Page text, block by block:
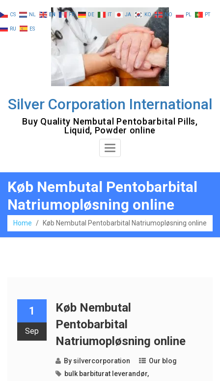
to
content
Silver Corporation International
Buy Quality Nembutal Pentobarbital Pills,
Liquid, Powder online
Toggle
Køb Nembutal Pentobarbital
Natriumopløsning online
Home / Køb Nembutal Pentobarbital Natriumopløsning online
1
Sep
Køb Nembutal
Pentobarbital
Natriumopløsning online
By silvercorporation
Our blog
bulk barbiturat leverandør,
CS NL EN FR DE IT JA KO NO PL PT
RU ES